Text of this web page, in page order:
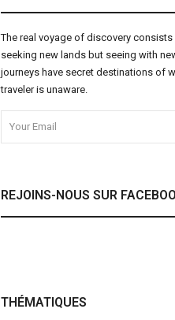
The real voyage of discovery consists
seeking new lands but seeing with
journeys have secret destinations of
traveler is unaware.
REJOINS-NOUS SUR
THÉMATIQUES